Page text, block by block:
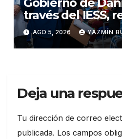
través del IESS,
abastecimiento
en 86
salud
AGO 5, 2026 YAZMÍN
Deja una
Tu dirección de correo
publicada. Los campos